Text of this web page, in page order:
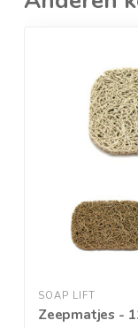
SOAP LIFT
Zeepmatjes -